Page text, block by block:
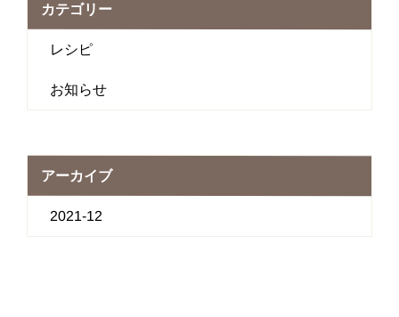
カテゴリー
レシピ
お知らせ
アーカイブ
2021-12